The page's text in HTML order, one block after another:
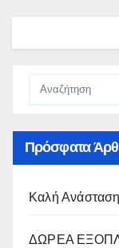
Πρόσφατα
Καλή
ΔΩΡΕΑ